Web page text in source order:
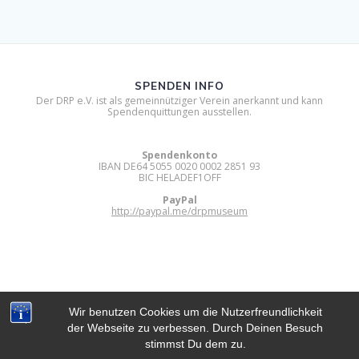
Wir benutzen Cookies um die Nutzerfreundlichkeit
der Webseite zu verbessen. Durch Deinen Besuch
stimmst Du dem zu.
DIGITAL RETRO PARK E.V.
SPENDEN INFO
Der DRP e.V. ist als gemeinnütziger Verein anerkannt und kann
Spendenquittungen ausstellen.
Spendenkonto
IBAN DE64 5055 0020 0002 2851 93
BIC HELADEF1OFF
PayPal
http://paypal.me/drpmuseum